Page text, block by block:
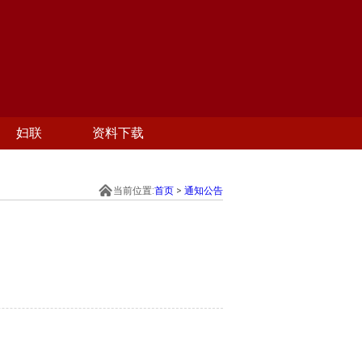
妇联 资料下载
当前位置:首页 > 通知公告